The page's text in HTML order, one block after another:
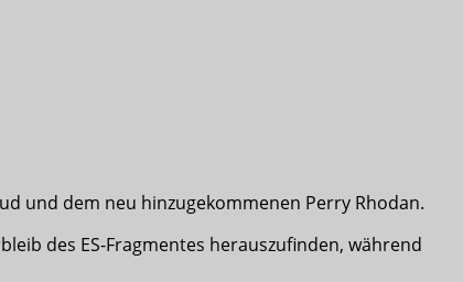
und dem neu hinzugekommenen Perry Rhodan.
des ES-Fragmentes herauszufinden, während